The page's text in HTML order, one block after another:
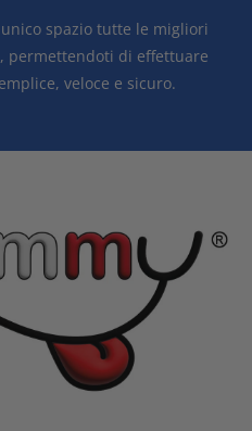
spazio tutte le migliori
permettendoti di effettuare
veloce e sicuro.